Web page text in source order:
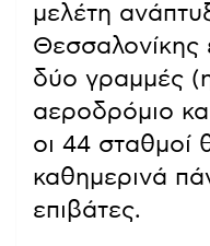
μελέτη
Θεσσαλονίκης
δύο γραμμές
αεροδρόμιο
οι 44 σταθμοί
καθημερινά
επιβάτες.